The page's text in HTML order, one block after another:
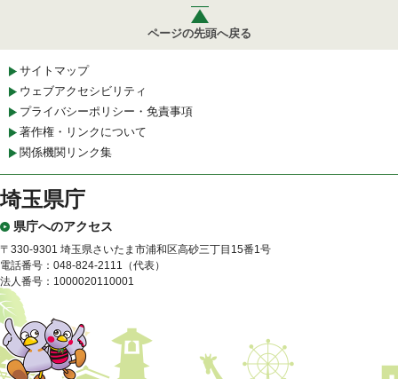
ページの先頭へ戻る
サイトマップ
ウェブアクセシビリティ
プライバシーポリシー・免責事項
著作権・リンクについて
関係機関リンク集
埼玉県庁
県庁へのアクセス
〒330-9301 埼玉県さいたま市浦和区高砂三丁目15番1号
電話番号：048-824-2111（代表）
法人番号：1000020110001